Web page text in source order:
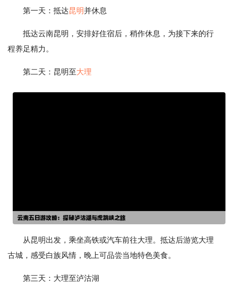
第一天：抵达昆明并休息
抵达云南昆明，安排好住宿后，稍作休息，为接下来的行
程养足精力。
第二天：昆明至大理
从昆明出发，乘坐高铁或汽车前往大理。抵达后游览大理
古城，感受白族风情，晚上可品尝当地特色美食。
第三天：大理至泸沽湖